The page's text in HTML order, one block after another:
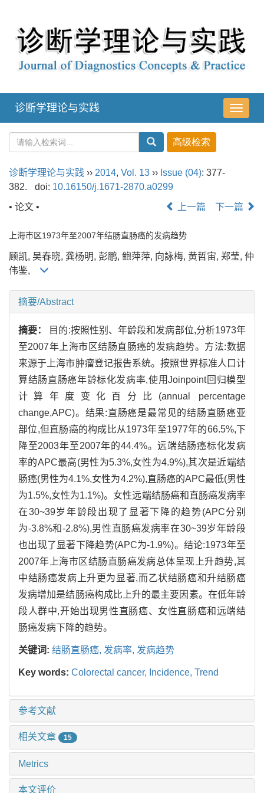
导
航
诊断学理论与实践
诊断学理论与实践 ›› 2014, Vol. 13 ›› Issue (04): 377-
382.
doi: 10.16150/j.1671-2870.a0299
• 论文 •
上一篇 下一篇
上海市区1973年至2007年结肠直肠癌的发病趋势
顾凯, 吴春晓, 龚杨明, 彭鹏, 鲍萍萍, 向詠梅, 黄哲宙, 郑莹, 仲
伟鉴,
摘要/Abstract
摘要：
目的:按照性别、年龄段和发病部位,分析1973年
至2007年上海市区结肠直肠癌的发病趋势。方法:数据
来源于上海市肿瘤登记报告系统。按照世界标准人口计
算结肠直肠癌年龄标化发病率,使用Joinpoint回归模型
计算年度变化百分比(annual percentage
change,APC)。结果:直肠癌是最常见的结肠直肠癌亚
部位,但直肠癌的构成比从1973年至1977年的66.5%,下
降至2003年至2007年的44.4%。远端结肠癌标化发病
率的APC最高(男性为5.3%,女性为4.9%),其次是近端结
肠癌(男性为4.1%,女性为4.2%),直肠癌的APC最低(男性
为1.5%,女性为1.1%)。女性远端结肠癌和直肠癌发病率
在30~39岁年龄段出现了显著下降的趋势(APC分别
为-3.8%和-2.8%),男性直肠癌发病率在30~39岁年龄段
也出现了显著下降趋势(APC为-1.9%)。结论:1973年至
2007年上海市区结肠直肠癌发病总体呈现上升趋势,其
中结肠癌发病上升更为显著,而乙状结肠癌和升结肠癌
发病增加是结肠癌构成比上升的最主要因素。在低年龄
段人群中,开始出现男性直肠癌、女性直肠癌和远端结
肠癌发病下降的趋势。
关键词: 结肠直肠癌, 发病率, 发病趋势
Key words: Colorectal cancer, Incidence, Trend
参考文献
相关文章 15
Metrics
本文评价